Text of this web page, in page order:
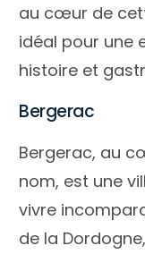
au cœur de
idéal pour une
histoire et
Bergerac
Bergerac, au
nom, est une
vivre
de la